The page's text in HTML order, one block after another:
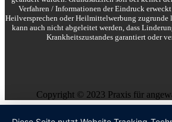
Verfahren / Informationen der Eindruck erweckt
Heilversprechen oder Heilmittelwerbung zugrunde
kann auch nicht abgeleitet werden, dass
Krankheitszustandes garantiert oder
Copyright © 2023 Praxis für